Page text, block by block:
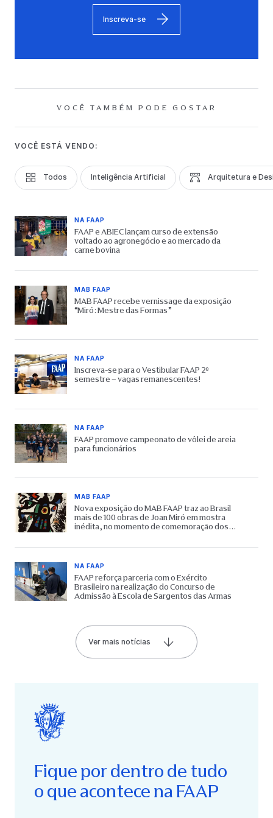
Inscreva-se
VOCÊ TAMBÉM PODE GOSTAR
VOCÊ ESTÁ VENDO:
Todos Inteligência Artificial Arquitetura e
NA FAAP
FAAP e ABIEC lançam curso de extensão
voltado ao agronegócio e ao mercado da
carne bovina
MAB FAAP
MAB FAAP recebe vernissage da exposição
“Miró: Mestre das Formas”
NA FAAP
Inscreva-se para o Vestibular FAAP 2º
semestre – vagas remanescentes!
NA FAAP
FAAP promove campeonato de vôlei de areia
para funcionários
MAB FAAP
Nova exposição do MAB FAAP traz ao Brasil
mais de 100 obras de Joan Miró em mostra
inédita, no momento de comemoração dos
NA FAAP
FAAP reforça parceria com o Exército
Brasileiro na realização do Concurso de
Admissão à Escola de Sargentos das Armas
Ver mais notícias
Fique por dentro de tudo
o que acontece na FAAP